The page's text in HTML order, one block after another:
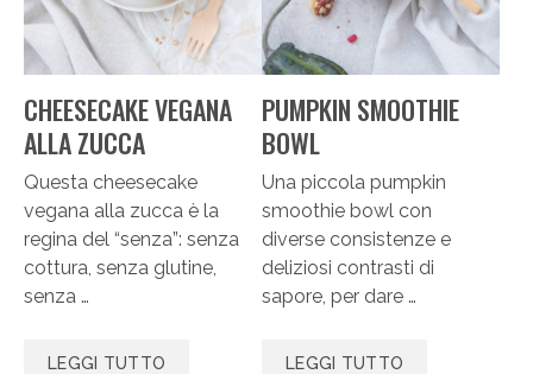
CHEESECAKE VEGANA
ALLA ZUCCA
Questa cheesecake
vegana alla zucca è la
regina del “senza”: senza
cottura, senza glutine,
senza …
LEGGI TUTTO
PUMPKIN SMOOTHIE
BOWL
Una piccola pumpkin
smoothie bowl con
diverse consistenze e
deliziosi contrasti di
sapore, per dare …
LEGGI TUTTO